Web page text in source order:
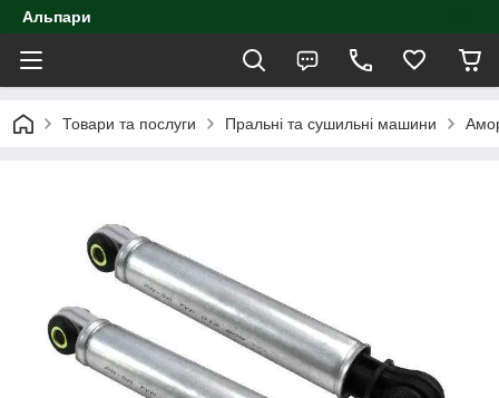
Альпари
Товари та послуги Пральні та сушильні машини